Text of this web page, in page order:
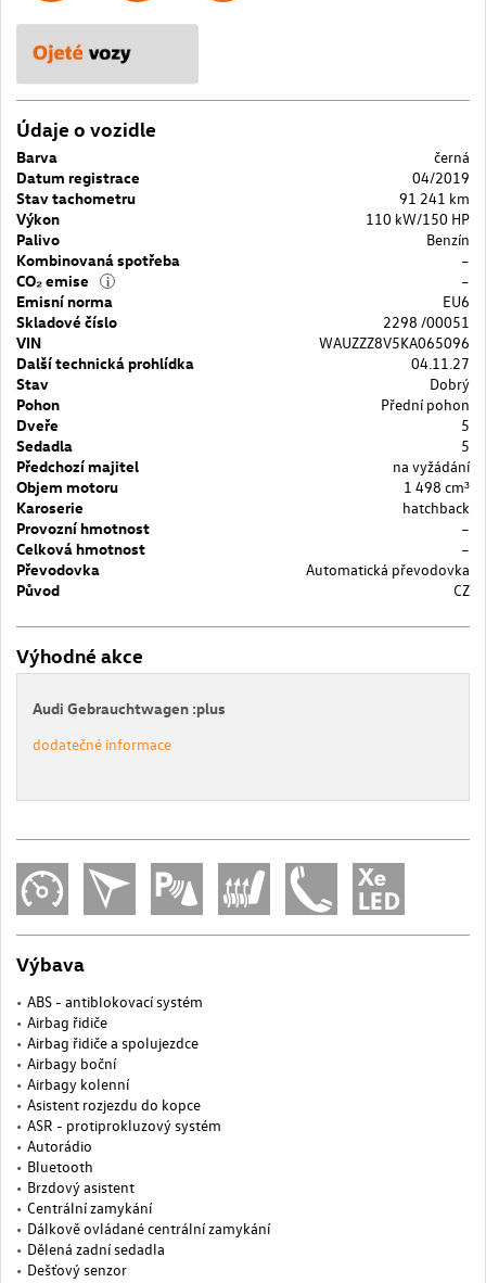
Údaje o vozidle
Barva
černá
Datum registrace
04/2019
Stav tachometru
91 241 km
Výkon
110 kW/150 HP
Palivo
Benzín
Kombinovaná spotřeba
–
CO₂ emise
i
–
Emisní norma
EU6
Skladové číslo
2298 /00051
VIN
WAUZZZ8V5KA065096
Další technická prohlídka
04.11.27
Stav
Dobrý
Pohon
Přední pohon
Dveře
5
Sedadla
5
Předchozí majitel
na vyžádání
Objem motoru
1 498 cm³
Karoserie
hatchback
Provozní hmotnost
–
Celková hmotnost
–
Převodovka
Automatická převodovka
Původ
CZ
Výhodné akce
Audi Gebrauchtwagen :plus
dodatečné informace
Výbava
ABS - antiblokovací systém
Airbag řidiče
Airbag řidiče a spolujezdce
Airbagy boční
Airbagy kolenní
Asistent rozjezdu do kopce
ASR - protiprokluzový systém
Autorádio
Bluetooth
Brzdový asistent
Centrální zamykání
Dálkově ovládané centrální zamykání
Dělená zadní sedadla
Dešťový senzor